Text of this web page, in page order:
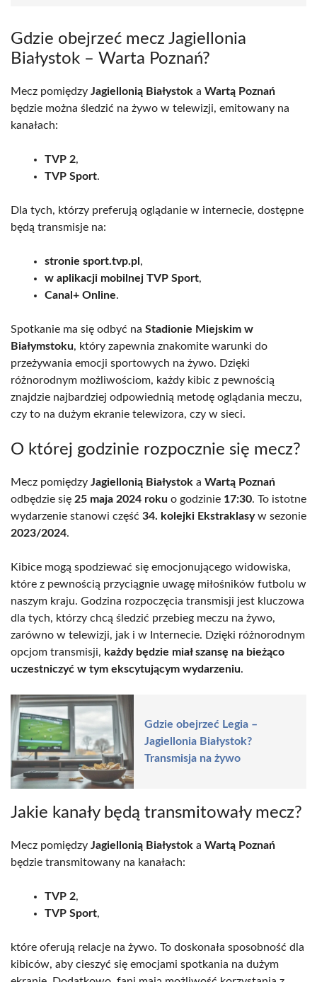
Gdzie obejrzeć mecz Jagiellonia
Białystok – Warta Poznań?
Mecz pomiędzy Jagiellonią Białystok a Wartą Poznań
będzie można śledzić na żywo w telewizji, emitowany na
kanałach:
TVP 2,
TVP Sport.
Dla tych, którzy preferują oglądanie w internecie, dostępne
będą transmisje na:
stronie sport.tvp.pl ,
w aplikacji mobilnej TVP Sport,
Canal+ Online.
Spotkanie ma się odbyć na Stadionie Miejskim w
Białymstoku, który zapewnia znakomite warunki do
przeżywania emocji sportowych na żywo. Dzięki
różnorodnym możliwościom, każdy kibic z pewnością
znajdzie najbardziej odpowiednią metodę oglądania meczu,
czy to na dużym ekranie telewizora, czy w sieci.
O której godzinie rozpocznie się mecz?
Mecz pomiędzy Jagiellonią Białystok a Wartą Poznań
odbędzie się 25 maja 2024 roku o godzinie 17:30. To istotne
wydarzenie stanowi część 34. kolejki Ekstraklasyw sezonie
2023/2024.
Kibice mogą spodziewać się emocjonującego widowiska,
które z pewnością przyciągnie uwagę miłośników futbolu w
naszym kraju. Godzina rozpoczęcia transmisji jest kluczowa
dla tych, którzy chcą śledzić przebieg meczu na żywo,
zarówno w telewizji, jak i w Internecie. Dzięki różnorodnym
opcjom transmisji, każdy będzie miał szansę na bieżąco
uczestniczyć w tym ekscytującym wydarzeniu.
Gdzie obejrzeć Legia –
Jagiellonia Białystok?
Transmisja na żywo
Jakie kanały będą transmitowały mecz?
Mecz pomiędzy Jagiellonią Białystok a Wartą Poznań
będzie transmitowany na kanałach:
TVP 2,
TVP Sport,
które oferują relacje na żywo. To doskonała sposobność dla
kibiców, aby cieszyć się emocjami spotkania na dużym